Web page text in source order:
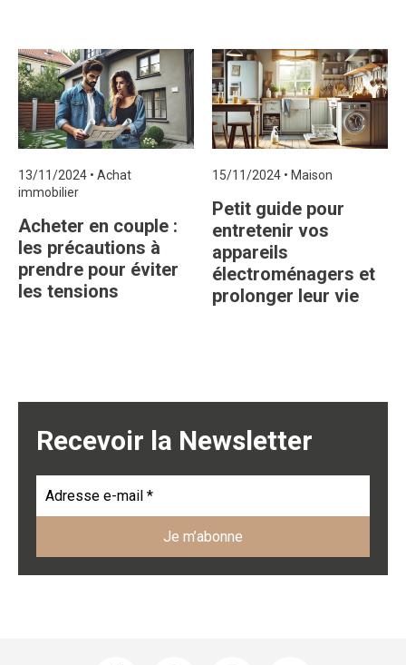
13/11/2024 • Achat
immobilier
Acheter en couple :
les précautions à
prendre pour éviter
les tensions
15/11/2024 • Maison
Petit guide pour
entretenir vos
appareils
électroménagers et
prolonger leur vie
Recevoir la Newsletter